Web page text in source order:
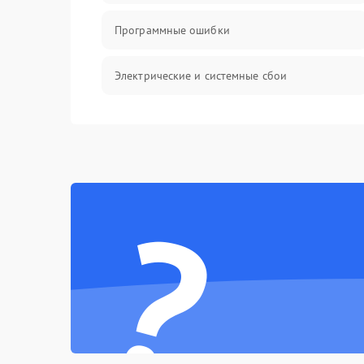
Программные ошибки
Электрические и системные сбои
Система охлаждения
?